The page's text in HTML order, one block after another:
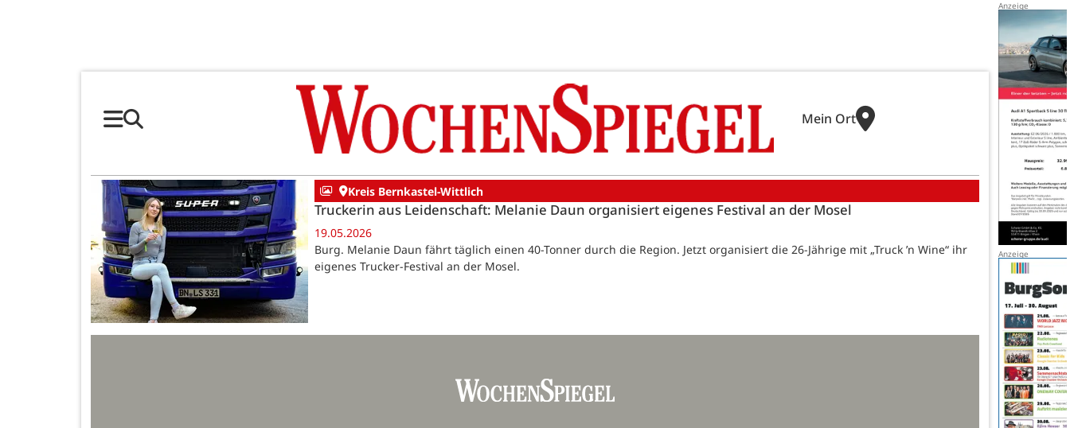
Mein Ort
Kreis Bernkastel-Wittlich
Truckerin aus Leidenschaft: Melanie Daun organisiert eigenes Festival an der Mosel
19.05.2026
Burg. Melanie Daun fährt täglich einen 40-Tonner durch die Region. Jetzt organisiert die 26-Jährige mit „Truck ’n Wine“ ihr
eigenes Trucker-Festival an der Mosel.